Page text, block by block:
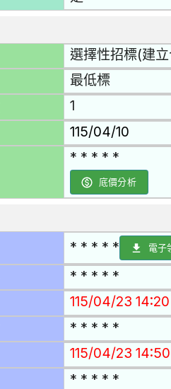
選擇性招標(建
最低標
1
115/04/10
* * * * *
底價分析
* * * * * 電子
* * * * *
115/04/23 14:20
* * * * *
115/04/23 14:50
* * * * *